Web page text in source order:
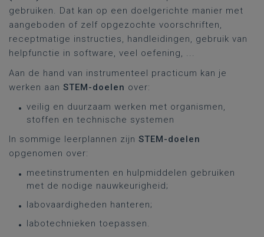
gebruiken. Dat kan op een doelgerichte manier met
aangeboden of zelf opgezochte voorschriften,
receptmatige instructies, handleidingen, gebruik van
helpfunctie in software, veel oefening, ...
Aan de hand van instrumenteel practicum kan je
werken aan STEM-doelen over:
veilig en duurzaam werken met organismen,
stoffen en technische systemen
In sommige leerplannen zijn STEM-doelen
opgenomen over:
meetinstrumenten en hulpmiddelen gebruiken
met de nodige nauwkeurigheid;
labovaardigheden hanteren;
labotechnieken toepassen.